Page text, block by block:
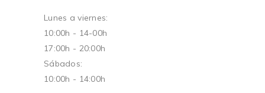
Lunes a viernes:
10:00h - 14-00h
17:00h - 20:00h
Sábados:
10:00h - 14:00h